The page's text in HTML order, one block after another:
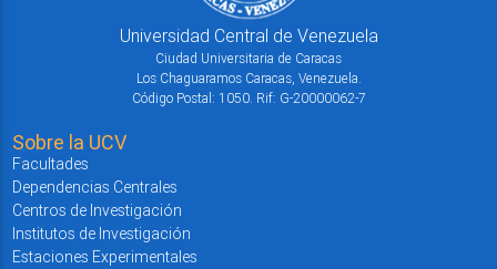
Universidad Central de Venezuela
Ciudad Universitaria de Caracas
Los Chaguaramos Caracas, Venezuela.
Código Postal: 1050. Rif: G-20000062-7
Sobre la UCV
Facultades
Dependencias Centrales
Centros de Investigación
Institutos de Investigación
Estaciones Experimentales